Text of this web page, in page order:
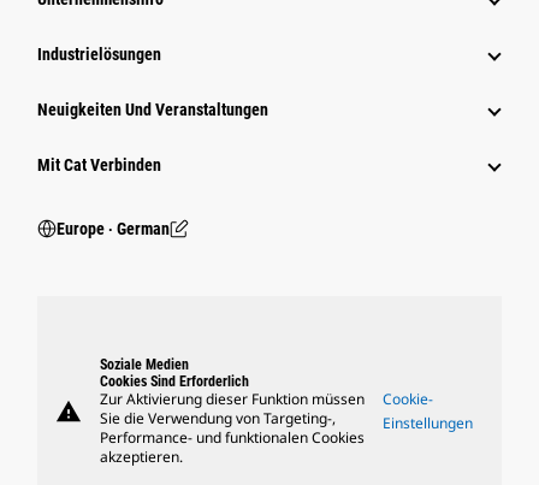
Industrielösungen
Neuigkeiten Und Veranstaltungen
Mit Cat Verbinden
Europe ‧ German
warning
Soziale Medien
Cookies Sind Erforderlich
Zur Aktivierung dieser Funktion müssen
Sie die Verwendung von Targeting-,
Performance- und funktionalen Cookies
akzeptieren.
Cookie-
Einstellungen